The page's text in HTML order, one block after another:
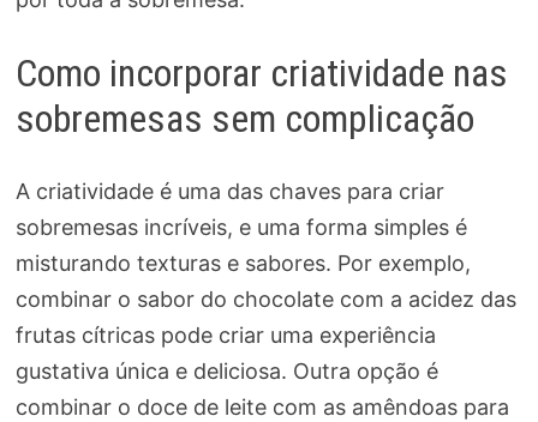
Como incorporar criatividade nas
sobremesas sem complicação
A criatividade é uma das chaves para criar
sobremesas incríveis, e uma forma simples é
misturando texturas e sabores. Por exemplo,
combinar o sabor do chocolate com a acidez das
frutas cítricas pode criar uma experiência
gustativa única e deliciosa. Outra opção é
combinar o doce de leite com as amêndoas para